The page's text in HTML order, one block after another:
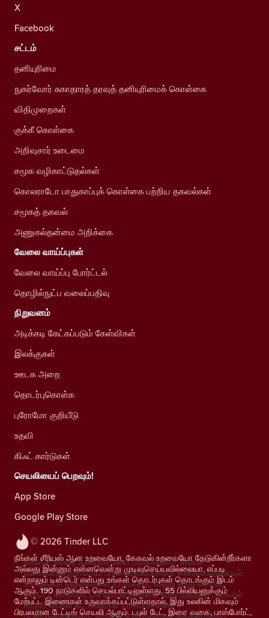
© 2026 Tinder LLC
நீங்கள் சீரியஸ் ஆன உறவையோ, கேசுவல் உறவையோ தேடுகின்றீர்களா
அல்லது இன்னும் என்னவென்று முடிவுசெய்யவில்லையா, எப்படி
என்றாலும் டின்டெர் என்பது உங்கள் தொடர்புகள் தொடங்கும் இடம்
ஆகும். 190 நாடுகளில் செயல்பாட்டிலுள்ளது, 55 பில்லியனுக்கும்
மேற்பட்ட இணைகள் உருவாக்கப்பட்டுள்ளதால், இது உலகின் மிகவும்
பிரபலமான டேட்டிங் செயலி ஆகும். டபுள் டேட், இசை வகை, பாஸ்போர்ட்,
X
Facebook
சட்டம்
தனியுரிமை
நுகர்வோர் சுகாதாரத் தரவுத் தனியுரிமைக் கொள்கை
விதிமுறைகள்
குக்கீ கொள்கை
அறிவுசார் உடைமை
சமூக வழிகாட்டுதல்கள்
கொலராடோ பாதுகாப்புக் கொள்கை பற்றிய தகவல்கள்
சமூகத் தகவல்
அணுகல்தன்மை அறிக்கை
வேலை வாய்ப்புகள்
வேலை வாய்ப்பு போர்ட்டல்
தொழில்நுட்ப வலைப்பதிவு
நிறுவனம்
அடிக்கடி கேட்கப்படும் கேள்விகள்
இலக்குகள்
ஊடக அறை
தொடர்புகொள்க
புரோமோ குறியீடு
உதவி
கிஃட் கார்டுகள்
செயலியைப் பெறவும்!
App Store
Google Play Store
நாங்கள் உங்கள் தனியுரிமையை மதிக்கிறோம். எங்கள்
வலைதளத்திற்கு வரும் பார்வையாளர்களைக் கணக்கெடுக்கவும்,
உங்களுக்கு சலுகைகளை வழங்கவும், மேலும் எமது சொந்த
டின்டெர் மார்க்கெட்டிங் செயல்முறையை மேம்படுத்தவும், நாங்கள்
மற்றும் எங்கள் கூட்டாளர்கள் டிராக்கர்களைப்